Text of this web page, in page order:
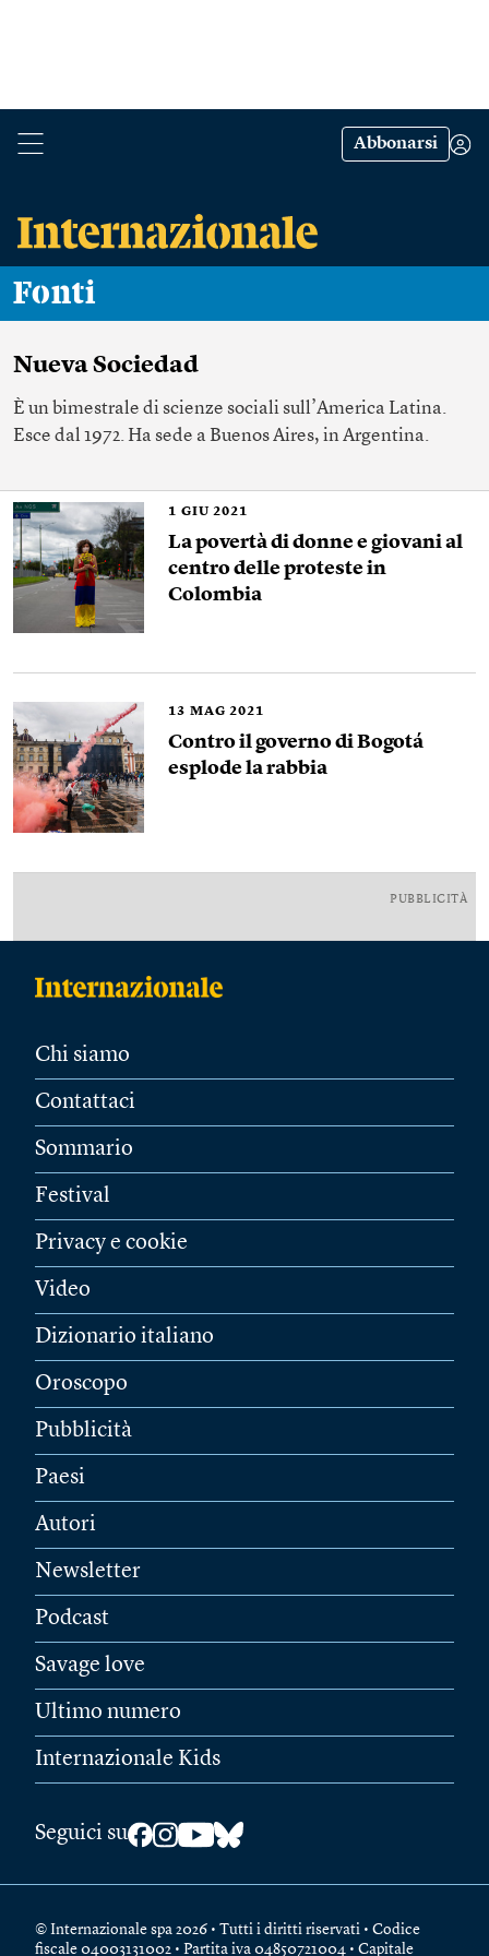
Abbonarsi
Fonti
Nueva Sociedad
È un bimestrale di scienze sociali sull’America Latina.
Esce dal 1972. Ha sede a Buenos Aires, in Argentina.
1 GIU 2021
La povertà di donne e giovani al
centro delle proteste in
Colombia
13 MAG 2021
Contro il governo di Bogotá
esplode la rabbia
PUBBLICITÀ
Chi siamo
Contattaci
Sommario
Festival
Privacy e cookie
Video
Dizionario italiano
Oroscopo
Pubblicità
Paesi
Autori
Newsletter
Podcast
Savage love
Ultimo numero
Internazionale Kids
Seguici su
© Internazionale spa 2026 • Tutti i diritti riservati • Codice
fiscale 04003131002 • Partita iva 04850721004 • Capitale